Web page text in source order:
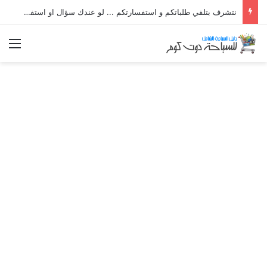
نتشرف بتلقي طلباتكم و استفسارتكم ... لو عندك سؤال او استفسار ماتدرددش فى طلب المساعدة